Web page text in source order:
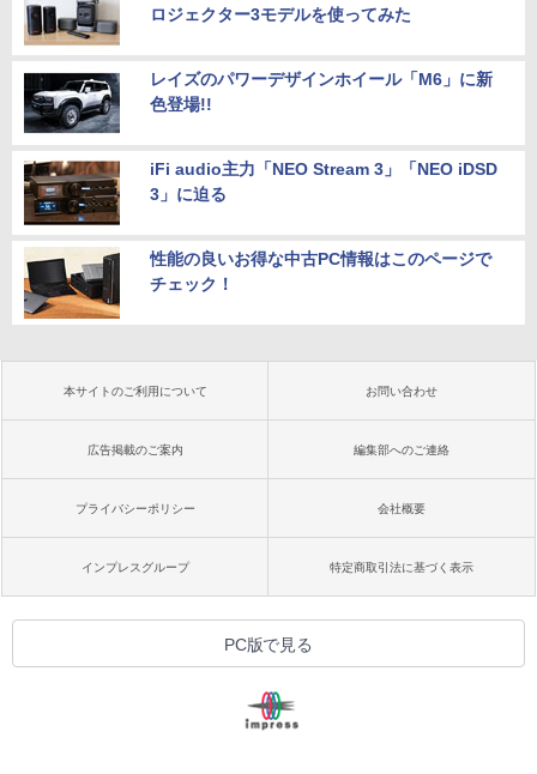
ロジェクター3モデルを使ってみた
レイズのパワーデザインホイール「M6」に新
色登場!!
iFi audio主力「NEO Stream 3」「NEO iDSD
3」に迫る
性能の良いお得な中古PC情報はこのページで
チェック！
本サイトのご利用について お問い合わせ
広告掲載のご案内 編集部へのご連絡
プライバシーポリシー 会社概要
インプレスグループ 特定商取引法に基づく表示
PC版で見る